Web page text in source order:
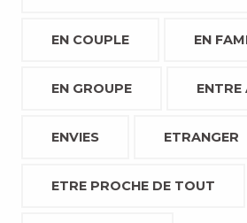
EN COUPLE EN
EN GROUPE ENTRE
ENVIES ETRANGER
ETRE PROCHE DE TOUT